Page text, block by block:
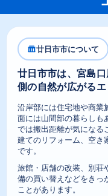
廿日市市について
廿日市市は、宮島
側の自然が広がるエ
沿岸部には住宅地や商業
面には山間部の暮らしも
では搬出距離が気になる
建てのリフォーム、空き
です。
旅館・店舗の改装、別荘
備の買い替えなどをきっ
ことがあります。